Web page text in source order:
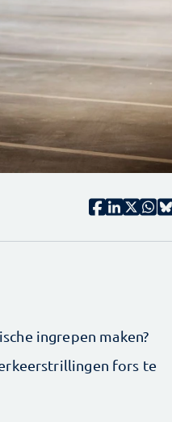
ingrepen maken?
fors te